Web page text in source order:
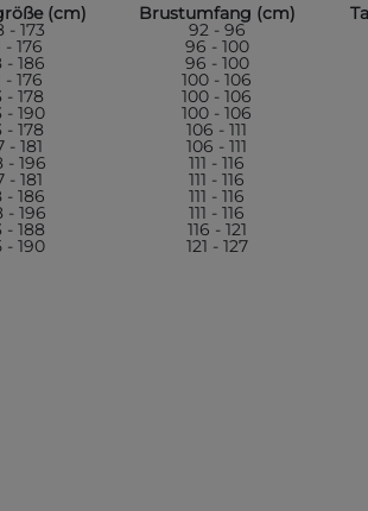
(cm) Brustumfang (cm)
- 173 92 - 96
- 176 96 - 100
- 186 96 - 100
- 176 100 - 106
- 178 100 - 106
- 190 100 - 106
- 178 106 - 111
- 181 106 - 111
- 196 111 - 116
- 181 111 - 116
- 186 111 - 116
- 196 111 - 116
- 188 116 - 121
- 190 121 - 127